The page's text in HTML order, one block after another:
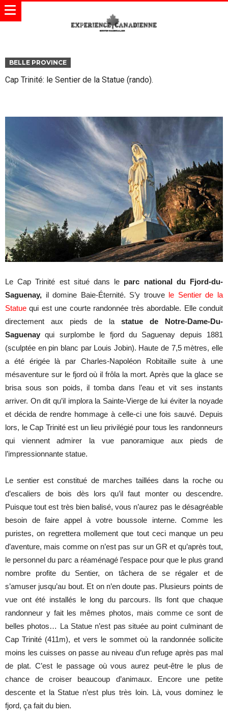
BELLE PROVINCE
Cap Trinité: le Sentier de la Statue (rando).
Le Cap Trinité est situé dans le parc national du Fjord-du-
Saguenay, il domine Baie-Éternité. S’y trouve le Sentier de la
Statue qui est une courte randonnée très abordable. Elle conduit
directement aux pieds de la statue de Notre-Dame-Du-
Saguenay qui surplombe le fjord du Saguenay depuis 1881
(sculptée en pin blanc par Louis Jobin). Haute de 7,5 mètres, elle
a été érigée là par Charles-Napoléon Robitaille suite à une
mésaventure sur le fjord où il frôla la mort. Après que la glace se
brisa sous son poids, il tomba dans l’eau et vit ses instants
arriver. On dit qu’il implora la Sainte-Vierge de lui éviter la noyade
et décida de rendre hommage à celle-ci une fois sauvé. Depuis
lors, le Cap Trinité est un lieu privilégié pour tous les randonneurs
qui viennent admirer la vue panoramique aux pieds de
l’impressionnante statue.
Le sentier est constitué de marches taillées dans la roche ou
d’escaliers de bois dès lors qu’il faut monter ou descendre.
Puisque tout est très bien balisé, vous n’aurez pas le désagréable
besoin de faire appel à votre boussole interne. Comme les
puristes, on regrettera mollement que tout ceci manque un peu
d’aventure, mais comme on n’est pas sur un GR et qu’après tout,
le personnel du parc a réaménagé l’espace pour que le plus grand
nombre profite du Sentier, on tâchera de se régaler et de
s’amuser jusqu’au bout. Et on n’en doute pas. Plusieurs points de
vue ont été installés le long du parcours. Ils font que chaque
randonneur y fait les mêmes photos, mais comme ce sont de
belles photos… La Statue n’est pas située au point culminant de
Cap Trinité (411m), et vers le sommet où la randonnée sollicite
moins les cuisses on passe au niveau d’un refuge après pas mal
de plat. C’est le passage où vous aurez peut-être le plus de
chance de croiser beaucoup d’animaux. Encore une petite
descente et la Statue n’est plus très loin. Là, vous dominez le
fjord, ça fait du bien.